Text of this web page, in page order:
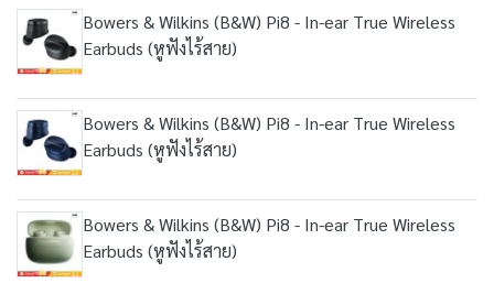
Bowers & Wilkins (B&W) Pi8 - In-ear True Wireless
Earbuds (หูฟังไร้สาย)
Bowers & Wilkins (B&W) Pi8 - In-ear True Wireless
Earbuds (หูฟังไร้สาย)
Bowers & Wilkins (B&W) Pi8 - In-ear True Wireless
Earbuds (หูฟังไร้สาย)